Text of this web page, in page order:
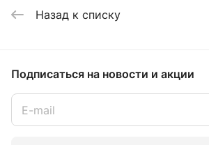
Назад к списку
Подписаться на новости и акции